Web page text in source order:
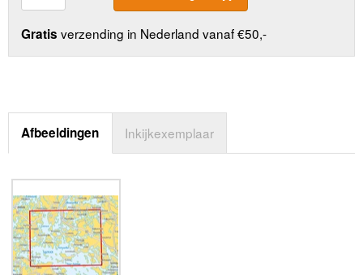
Gratis verzending in Nederland vanaf €50,-
Afbeeldingen Inkijkexemplaar